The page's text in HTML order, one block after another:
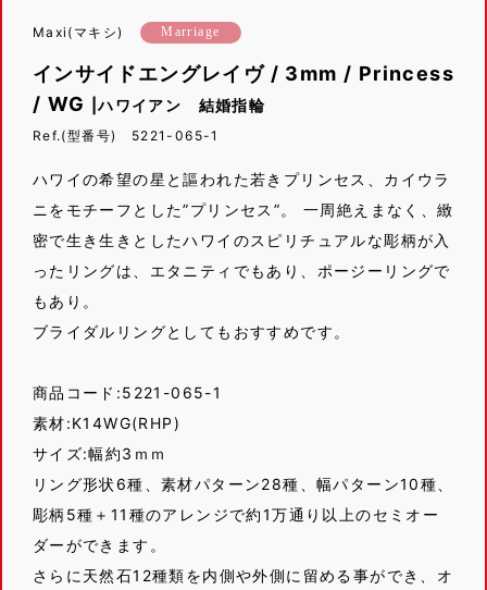
Maxi(マキシ) Marriage
インサイドエングレイヴ / 3mm / Princess
/ WG
|ハワイアン 結婚指輪
Ref.(型番号) 5221-065-1
ハワイの希望の星と謳われた若きプリンセス、カイウラ
ニをモチーフとした”プリンセス”。 一周絶えまなく、緻
密で生き生きとしたハワイのスピリチュアルな彫柄が入
ったリングは、エタニティでもあり、ポージーリングで
もあり。
ブライダルリングとしてもおすすめです。
商品コード:5221-065-1
素材:K14WG(RHP)
サイズ:幅約3ｍｍ
リング形状6種、素材パターン28種、幅パターン10種、
彫柄5種＋11種のアレンジで約1万通り以上のセミオー
ダーができます。
さらに天然石12種類を内側や外側に留める事ができ、オ